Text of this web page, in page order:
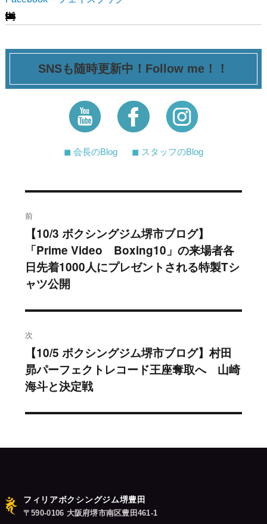
[ssba-buttons]
SNSも随時更新中！Follow me！！
◼︎ 会長のBlog ◼︎ スタッフのBlog
稿
ナ
ビ
ゲ
ー
シ
ョ
前
過
去
の
投
【10/3 ボクシングジム堺市ブログ】
「Prime Video Boxing10」の来場者各
日先着1000人にプレゼントされる特製Tシ
ャツ公開
次
次
の
投
【10/5 ボクシングジム堺市ブログ】村田
昴パーフェクトレコード王座奪取へ 山崎
海斗と決定戦
フィリアボクシングジム堺豊田
〒590-0106 大阪府堺市南区豊田461-1